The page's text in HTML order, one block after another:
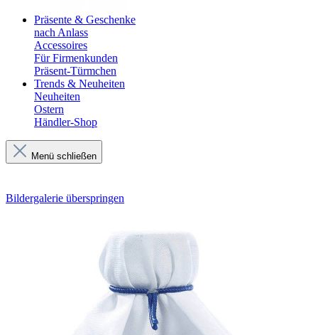
Präsente & Geschenke
nach Anlass
Accessoires
Für Firmenkunden
Präsent-Türmchen
Trends & Neuheiten
Neuheiten
Ostern
Händler-Shop
Menü schließen
Bildergalerie überspringen